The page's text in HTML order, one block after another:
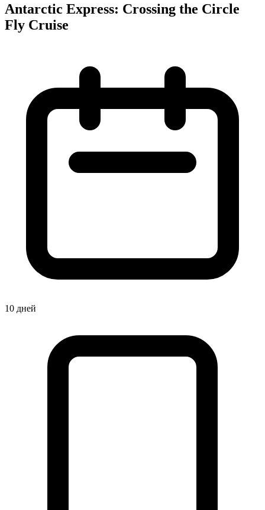
Antarctic Express: Crossing the Circle
Fly Cruise
10 дней